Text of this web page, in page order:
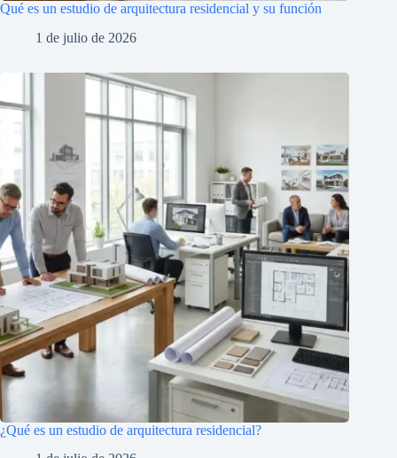
Qué es un estudio de arquitectura residencial y su función
1 de julio de 2026
¿Qué es un estudio de arquitectura residencial?